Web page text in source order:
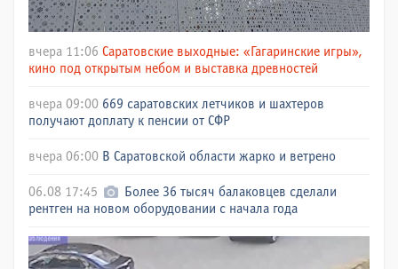
вчера 11:06 Саратовские выходные: «Гагаринские игры»,
кино под открытым небом и выставка древностей
вчера 09:00 669 саратовских летчиков и шахтеров
получают доплату к пенсии от СФР
вчера 06:00 В Саратовской области жарко и ветрено
06.08 17:45
Более 36 тысяч балаковцев сделали
рентген на новом оборудовании с начала года